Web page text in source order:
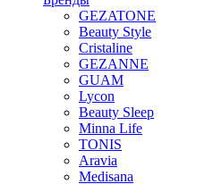
GEZATONE
Beauty Style
Cristaline
GEZANNE
GUAM
Lycon
Beauty Sleep
Minna Life
TONIS
Aravia
Medisana